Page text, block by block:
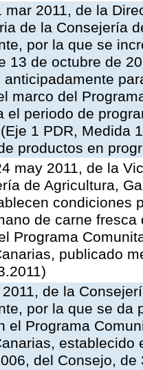
mar 2011, de la
de la Consejería
por la que se
13 de octubre de
marco del
el periodo de
1 PDR, Medida
productos en
may 2011, de la
de Agricultura,
condiciones
de carne
Programa
publicado
de la
por la que se da
el Programa
del Consejo,